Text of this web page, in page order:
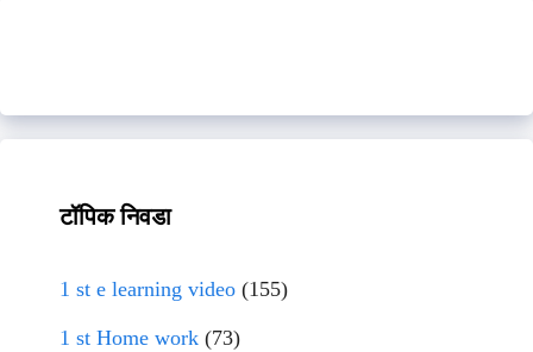
टॉपिक निवडा
1 st e learning video (155)
1 st Home work (73)